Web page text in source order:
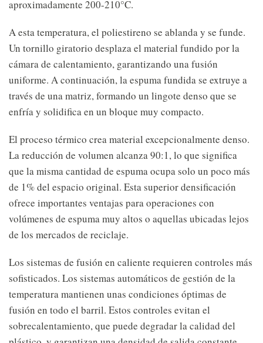
aproximadamente 200-210°C.
A esta temperatura, el poliestireno se ablanda y se funde.
Un tornillo giratorio desplaza el material fundido por la
cámara de calentamiento, garantizando una fusión
uniforme. A continuación, la espuma fundida se extruye a
través de una matriz, formando un lingote denso que se
enfría y solidifica en un bloque muy compacto.
El proceso térmico crea material excepcionalmente denso.
La reducción de volumen alcanza 90:1, lo que significa
que la misma cantidad de espuma ocupa solo un poco más
de 1% del espacio original. Esta superior densificación
ofrece importantes ventajas para operaciones con
volúmenes de espuma muy altos o aquellas ubicadas lejos
de los mercados de reciclaje.
Los sistemas de fusión en caliente requieren controles más
sofisticados. Los sistemas automáticos de gestión de la
temperatura mantienen unas condiciones óptimas de
fusión en todo el barril. Estos controles evitan el
sobrecalentamiento, que puede degradar la calidad del